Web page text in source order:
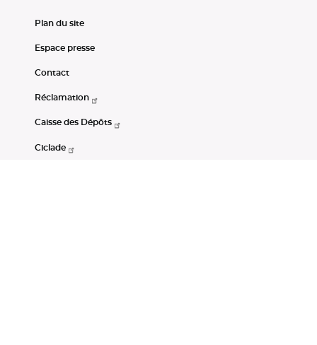
Plan du site
Espace presse
Contact
Réclamation
Caisse des Dépôts
Ciclade